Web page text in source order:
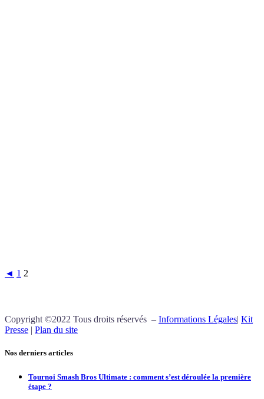
◄ 1 2
Copyright ©2022 Tous droits réservés – Informations Légales| Kit
Presse | Plan du site
Nos derniers articles
Tournoi Smash Bros Ultimate : comment s’est déroulée la première
étape ?